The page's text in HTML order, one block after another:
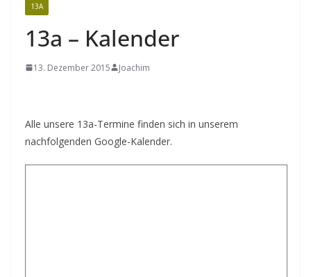
13A
13a – Kalender
13. Dezember 2015 Joachim
Alle unsere 13a-Termine finden sich in unserem
nachfolgenden Google-Kalender.